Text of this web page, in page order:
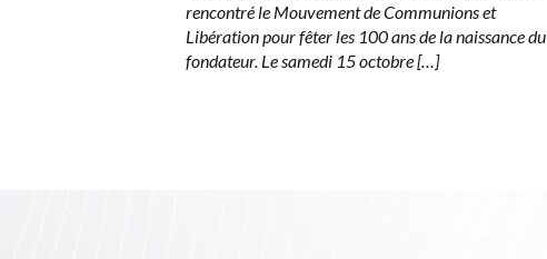
rencontré le Mouvement de Communions et
Libération pour fêter les 100 ans de la naissance du
fondateur. Le samedi 15 octobre […]